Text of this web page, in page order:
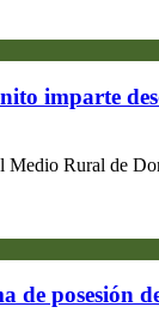
imparte
Rural de
de posesión